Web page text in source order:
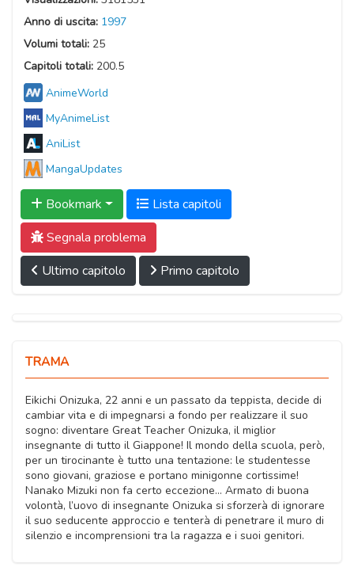
Anno di uscita: 1997
Volumi totali: 25
Capitoli totali: 200.5
AnimeWorld
MyAnimeList
AniList
MangaUpdates
Bookmark
Lista capitoli
Segnala problema
Ultimo capitolo
Primo capitolo
TRAMA
Eikichi Onizuka, 22 anni e un passato da teppista, decide di
cambiar vita e di impegnarsi a fondo per realizzare il suo
sogno: diventare Great Teacher Onizuka, il miglior
insegnante di tutto il Giappone! Il mondo della scuola, però,
per un tirocinante è tutto una tentazione: le studentesse
sono giovani, graziose e portano minigonne cortissime!
Nanako Mizuki non fa certo eccezione… Armato di buona
volontà, l’uovo di insegnante Onizuka si sforzerà di ignorare
il suo seducente approccio e tenterà di penetrare il muro di
silenzio e incomprensioni tra la ragazza e i suoi genitori.